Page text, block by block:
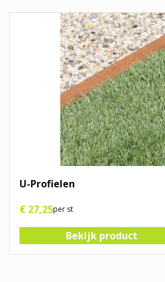
U-Profielen
€ 27,25per st
Bekijk product